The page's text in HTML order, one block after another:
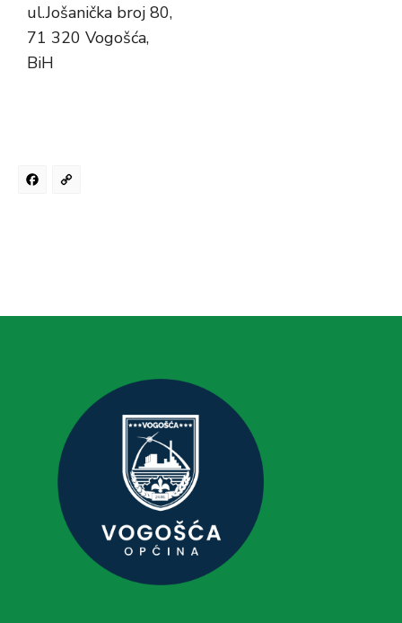
ul.Jošanička broj 80,
71 320 Vogošća,
BiH
Facebook